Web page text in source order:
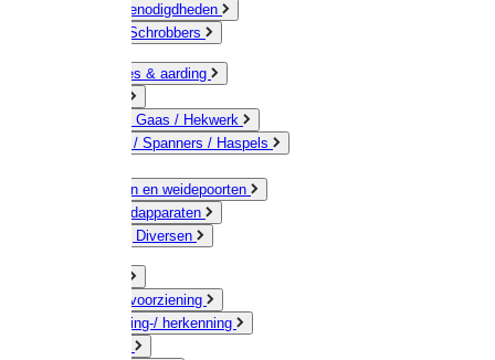
Schildersbenodigdheden
Borstels / Schrobbers
Accessoires & aarding
Geleiders / Gaas / Hekwerk
Verbinders / Spanners / Haspels
Doorgangen en weidepoorten
Schrikdraadapparaten
Afrastering Diversen
Drinkwatervoorziening
Veemarkering-/ herkenning